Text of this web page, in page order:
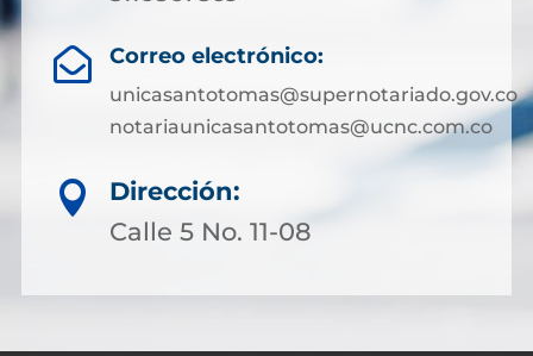
 Correo electrónico:
unicasantotomas@supernotariado.gov.co
notariaunicasantotomas@ucnc.com.co

Dirección:
Calle 5 No. 11-08